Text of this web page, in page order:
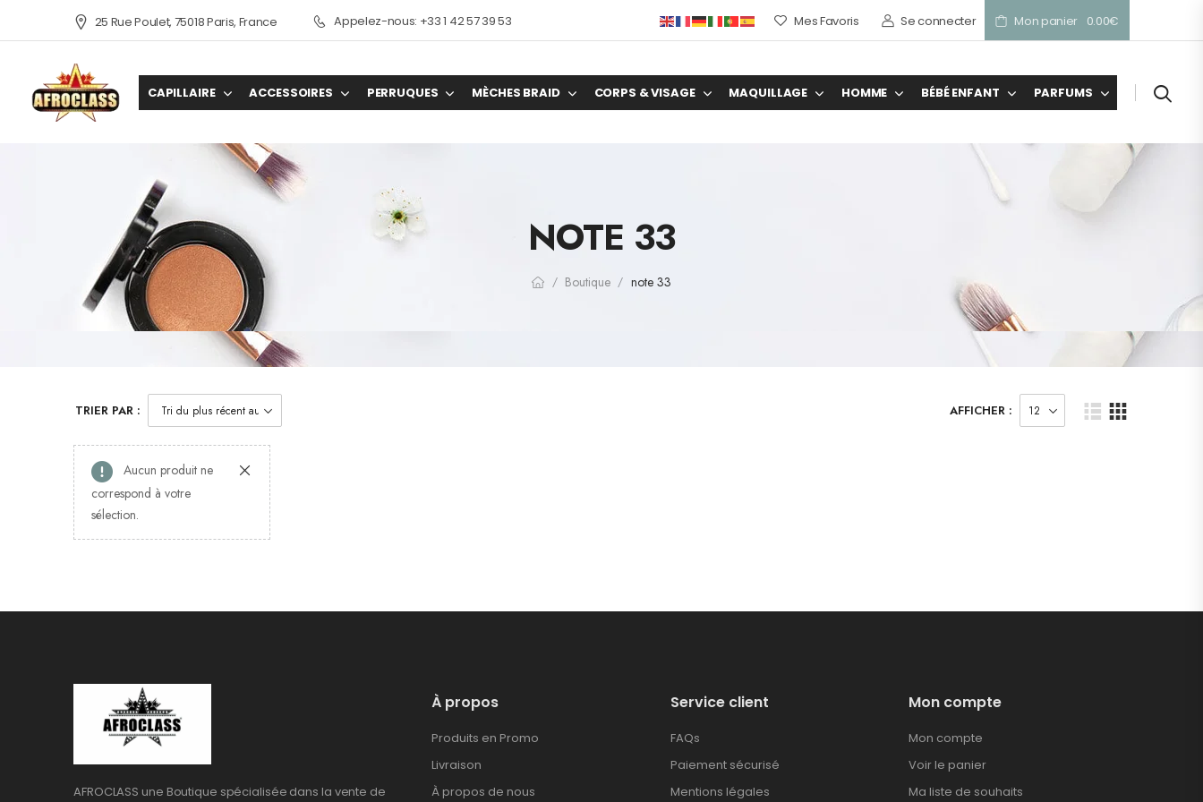
25 Rue Poulet, 75018 Paris, France Appelez-nous: +33 1 42 57 39 53 Mes Favoris Se connecter Mon panier 0.00€
CAPILLAIRE ACCESSOIRES PERRUQUES MÈCHES BRAID CORPS & VISAGE MAQUILLAGE HOMME BÉBÉ ENFANT PARFUMS
NOTE 33
/ Boutique / note 33
TRIER PAR : AFFICHER :
Aucun produit ne
correspond à votre
sélection.
AFROCLASS une Boutique spécialisée dans la vente de
À propos
Produits en Promo
Livraison
À propos de nous
Service client
FAQs
Paiement sécurisé
Mentions légales
Mon compte
Mon compte
Voir le panier
Ma liste de souhaits